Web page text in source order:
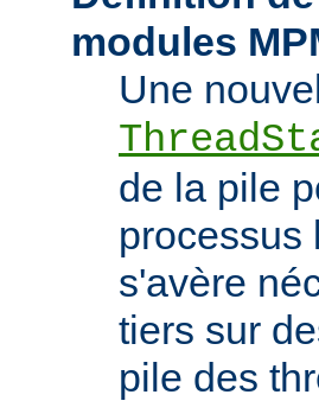
modules
Une
de la pile
processus
s'avère
tiers sur
pile des